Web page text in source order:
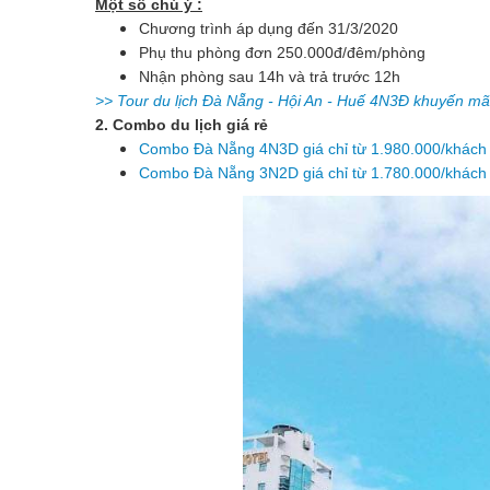
Một số chú ý :
Chương trình áp dụng đến 31/3/2020
Phụ thu phòng đơn 250.000đ/đêm/phòng
Nhận phòng sau 14h và trả trước 12h
>> Tour du lịch Đà Nẵng - Hội An - Huế 4N3Đ khuyến
2. Combo du lịch giá rẻ
Combo Đà Nẵng 4N3D giá chỉ từ 1.980.000/khách
Combo Đà Nẵng 3N2D giá chỉ từ 1.780.000/khách